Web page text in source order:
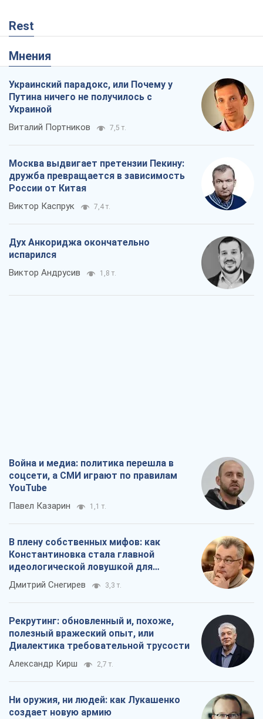
Rest
Мнения
Украинский парадокс, или Почему у
Путина ничего не получилось с
Украиной
Виталий Портников 7,5 т.
Москва выдвигает претензии Пекину:
дружба превращается в зависимость
России от Китая
Виктор Каспрук 7,4 т.
Дух Анкориджа окончательно
испарился
Виктор Андрусив 1,8 т.
Война и медиа: политика перешла в
соцсети, а СМИ играют по правилам
YouTube
Павел Казарин 1,1 т.
В плену собственных мифов: как
Константиновка стала главной
идеологической ловушкой для
российских оккупантов
Дмитрий Снегирев 3,3 т.
Рекрутинг: обновленный и, похоже,
полезный вражеский опыт, или
Диалектика требовательной трусости
Александр Кирш 2,7 т.
Ни оружия, ни людей: как Лукашенко
создает новую армию